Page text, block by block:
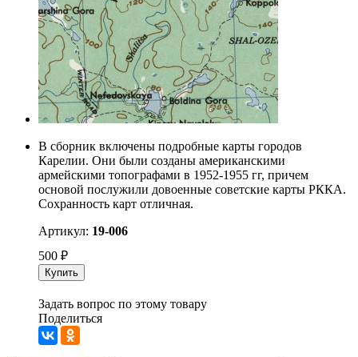
В сборник включены подробные карты городов
Карелии. Они были созданы американскими
армейскими топографами в 1952-1955 гг, причем
основой послужили довоенные советские карты РККА.
Сохранность карт отличная.
Артикул: 19-006
500 ₽
Купить
Задать вопрос по этому товару
Поделиться